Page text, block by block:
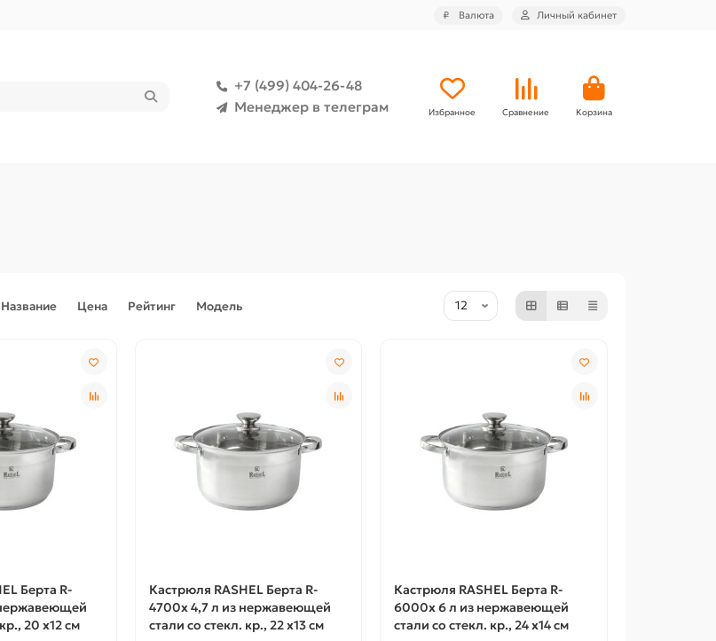
₽ Валюта Личный кабинет
+7 (499) 404-26-48
Менеджер в телеграм
Избранное Сравнение Корзина
Название Цена Рейтинг Модель
Берта R-
20 х12 см
Кастрюля RASHEL Берта R-
4700х 4,7 л из нержавеющей
стали со стекл. кр., 22 х13 см
Кастрюля RASHEL Берта R-
6000х 6 л из нержавеющей
стали со стекл. кр., 24 х14 см